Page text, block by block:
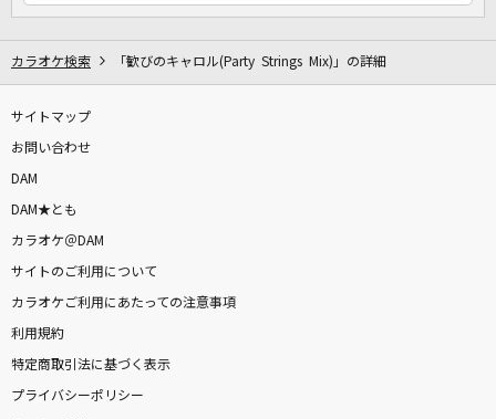
カラオケ検索 「歓びのキャロル(Party Strings Mix)」の詳細
サイトマップ
お問い合わせ
DAM
DAM★とも
カラオケ＠DAM
サイトのご利用について
カラオケご利用にあたっての注意事項
利用規約
特定商取引法に基づく表示
プライバシーポリシー